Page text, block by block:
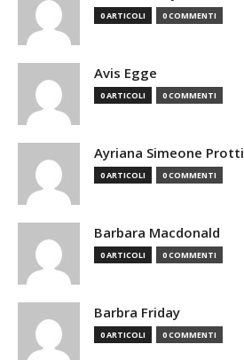
0 ARTICOLI 0 COMMENTI
Avis Egge
0 ARTICOLI 0 COMMENTI
Ayriana Simeone Protti
0 ARTICOLI 0 COMMENTI
Barbara Macdonald
0 ARTICOLI 0 COMMENTI
Barbra Friday
0 ARTICOLI 0 COMMENTI